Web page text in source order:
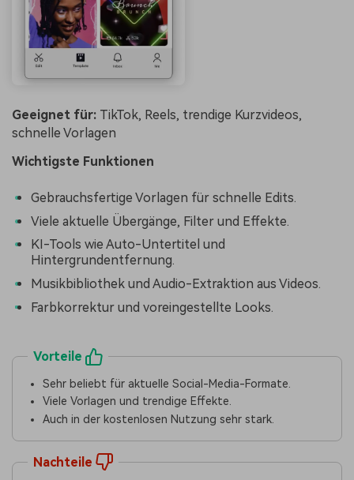
Geeignet für: TikTok, Reels, trendige Kurzvideos,
schnelle Vorlagen
Wichtigste Funktionen
Gebrauchsfertige Vorlagen für schnelle Edits.
Viele aktuelle Übergänge, Filter und Effekte.
KI-Tools wie Auto-Untertitel und
Hintergrundentfernung.
Musikbibliothek und Audio-Extraktion aus Videos.
Farbkorrektur und voreingestellte Looks.
Vorteile
Sehr beliebt für aktuelle Social-Media-Formate.
Viele Vorlagen und trendige Effekte.
Auch in der kostenlosen Nutzung sehr stark.
Nachteile